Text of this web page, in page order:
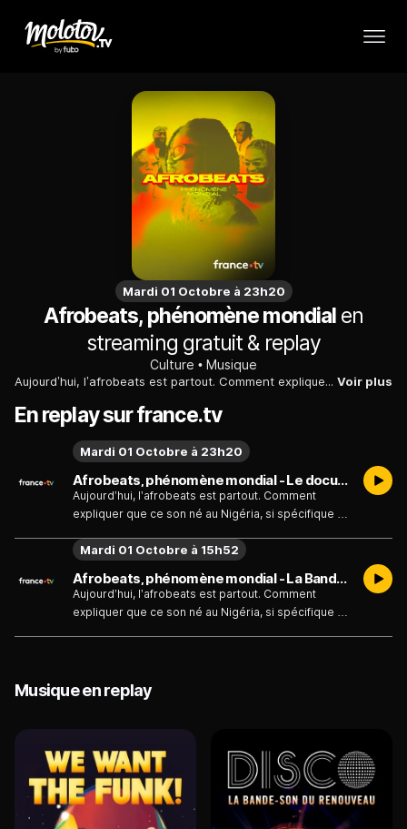
Mardi 01 Octobre à 23h20
Afrobeats, phénomène mondial en
streaming gratuit & replay
Culture Musique
Aujourd’hui, l’afrobeats est partout. Comment expliquer que ce son né au Nigéria, si spécifique et original, ait réussi à conquérir le monde en à peine dix ans ? Afrobeats : phénomène mondial part à la recherche de la recette magique derrière ce nouveau genre musical. Une enquête où se dessine le portrait d’une musique et d’une jeunesse globalisée propre à notre époque. Voir plus
En replay sur france.tv
Afrobeats, phénomène mondial - Le documentaire - Émission du mardi 1 octobre 2024
Aujourd’hui, l’afrobeats est partout. Comment
expliquer que ce son né au Nigéria, si spécifique et
dix ans ? Afrobeats : phénomène mondial part à la
nouveau genre musical. Une enquête où se des
Mardi 01 Octobre à 23h20
Afrobeats, phénomène mondial - La Bande annonce - Émission du mardi 1 octobre 2024
Aujourd’hui, l’afrobeats est partout. Comment
expliquer que ce son né au Nigéria, si spécifique et
nouveau genre musical. Une enquête où se
dessine le portrait d’une musique et d’une
Mardi 01 Octobre à 15h52
Musique en replay